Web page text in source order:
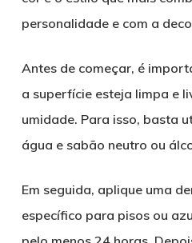
personalidade e com a
Antes de começar, é
a superfície esteja limpa e
umidade. Para isso, basta
água e sabão neutro ou
Em seguida, aplique uma
específico para pisos ou